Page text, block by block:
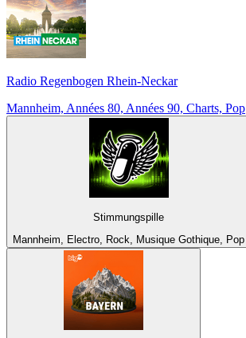
Radio Regenbogen Rhein-Neckar
Mannheim, Années 80, Années 90, Charts, Pop
Stimmungspille
Mannheim, Electro, Rock, Musique Gothique, Pop